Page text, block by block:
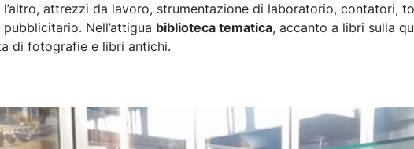
l’altro, attrezzi da lavoro, strumentazione di laboratorio, contatori,
Nell’attigua biblioteca tematica, accanto a libri sulla
di fotografie e libri antichi.